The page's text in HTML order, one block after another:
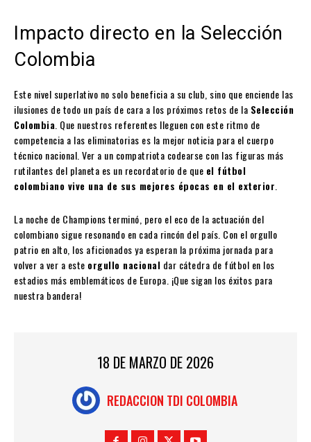
Impacto directo en la Selección
Colombia
Este nivel superlativo no solo beneficia a su club, sino que enciende las
ilusiones de todo un país de cara a los próximos retos de la Selección
Colombia . Que nuestros referentes lleguen con este ritmo de
competencia a las eliminatorias es la mejor noticia para el cuerpo
técnico nacional. Ver a un compatriota codearse con las figuras más
rutilantes del planeta es un recordatorio de que el fútbol
colombiano vive una de sus mejores épocas en el exterior
La noche de Champions terminó, pero el eco de la actuación del
colombiano sigue resonando en cada rincón del país. Con el orgullo
patrio en alto, los aficionados ya esperan la próxima jornada para
volver a ver a este orgullo nacional dar cátedra de fútbol en los
estadios más emblemáticos de Europa. ¡Que sigan los éxitos para
nuestra bandera!
18 DE MARZO DE 2026
REDACCION TDI COLOMBIA